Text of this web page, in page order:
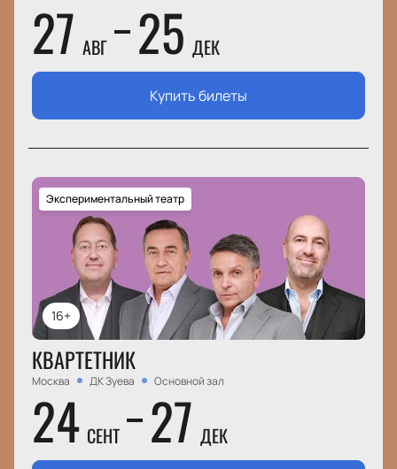
27 АВГ 25 ДЕК
Купить билеты
16+
Экспериментальный театр
КВАРТЕТНИК
Москва ДК Зуева Основной зал
24 СЕНТ 27 ДЕК